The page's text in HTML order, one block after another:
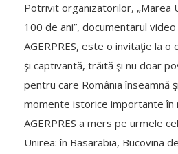
Potrivit organizatorilor, „Marea
100 de ani”, documentarul
AGERPRES, este o invitaţie la
şi captivantă, trăită şi nu doar
pentru care România înseamnă
momente istorice importante în
AGERPRES a mers pe urmele
Unirea: în Basarabia, Bucovina